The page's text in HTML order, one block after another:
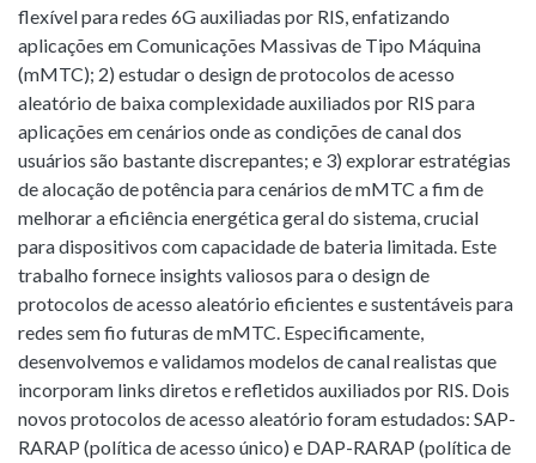
flexível para redes 6G auxiliadas por RIS, enfatizando
aplicações em Comunicações Massivas de Tipo Máquina
(mMTC); 2) estudar o design de protocolos de acesso
aleatório de baixa complexidade auxiliados por RIS para
aplicações em cenários onde as condições de canal dos
usuários são bastante discrepantes; e 3) explorar estratégias
de alocação de potência para cenários de mMTC a fim de
melhorar a eficiência energética geral do sistema, crucial
para dispositivos com capacidade de bateria limitada. Este
trabalho fornece insights valiosos para o design de
protocolos de acesso aleatório eficientes e sustentáveis para
redes sem fio futuras de mMTC. Especificamente,
desenvolvemos e validamos modelos de canal realistas que
incorporam links diretos e refletidos auxiliados por RIS. Dois
novos protocolos de acesso aleatório foram estudados: SAP-
RARAP (política de acesso único) e DAP-RARAP (política de